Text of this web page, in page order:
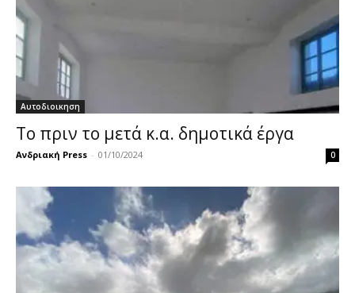
Αυτοδιοικηση
Το πριν το μετά κ.α. δημοτικά έργα
Ανδριακή Press - 01/10/2024 0